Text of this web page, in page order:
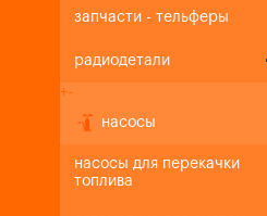
запчасти - тельферы
радиодетали
+-
насосы
насосы для перекачки
топлива